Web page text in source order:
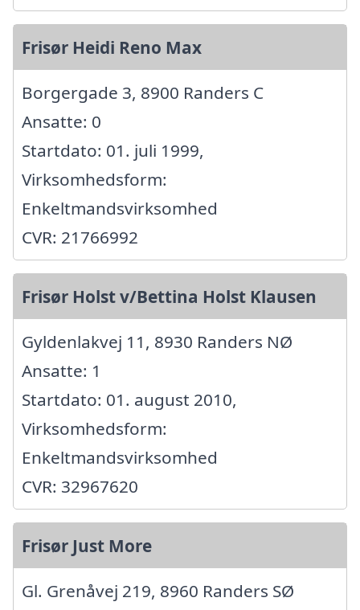
Frisør Heidi Reno Max
Borgergade 3, 8900 Randers C
Ansatte: 0
Startdato: 01. juli 1999,
Virksomhedsform:
Enkeltmandsvirksomhed
CVR: 21766992
Frisør Holst v/Bettina Holst Klausen
Gyldenlakvej 11, 8930 Randers NØ
Ansatte: 1
Startdato: 01. august 2010,
Virksomhedsform:
Enkeltmandsvirksomhed
CVR: 32967620
Frisør Just More
Gl. Grenåvej 219, 8960 Randers SØ